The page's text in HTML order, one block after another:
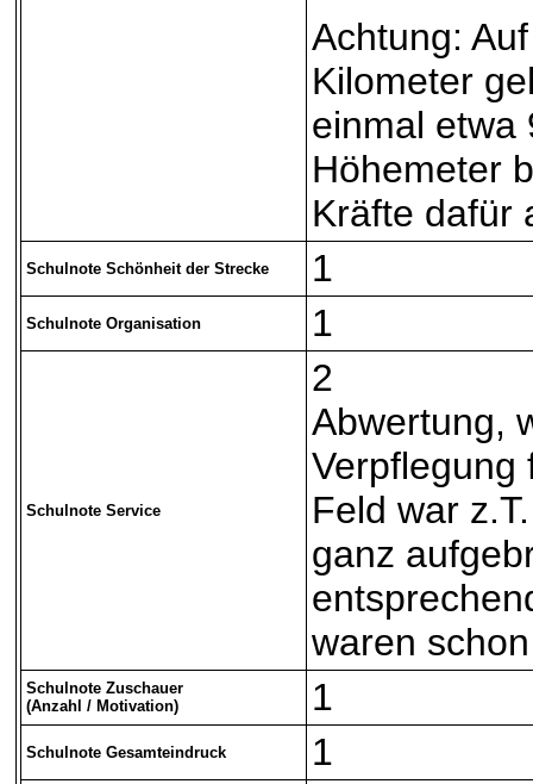
Achtung:
Kilometer
einmal etwa
Höhemeter
Kräfte dafür
Schulnote Schönheit der Strecke 1
Schulnote Organisation 1
Schulnote Service
2
Abwertung,
Verpflegung
Feld war
ganz
waren
Schulnote Zuschauer
(Anzahl / Motivation)
1
Schulnote Gesamteindruck 1